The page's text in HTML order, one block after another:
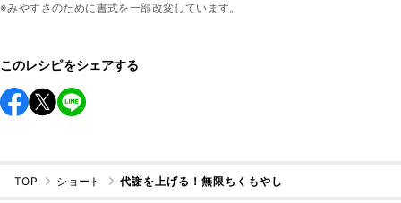
※みやすさのために書式を一部改変しています。
このレシピをシェアする
TOP ショート 代謝を上げる！無限ちくもやし